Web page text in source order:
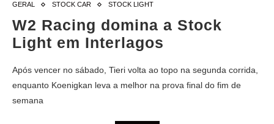
GERAL STOCK CAR STOCK LIGHT
W2 Racing domina a Stock
Light em Interlagos
Após vencer no sábado, Tieri volta ao topo na segunda corrida,
enquanto Koenigkan leva a melhor na prova final do fim de
semana